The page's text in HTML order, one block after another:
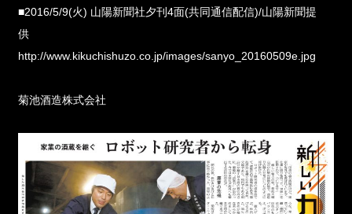
■2016/5/9(火) 山陽新聞社夕刊4面(共同通信配信)/山陽新聞提
供
http://www.kikuchishuzo.co.jp/images/sanyo_20160509e.jpg
菊池酒造株式会社